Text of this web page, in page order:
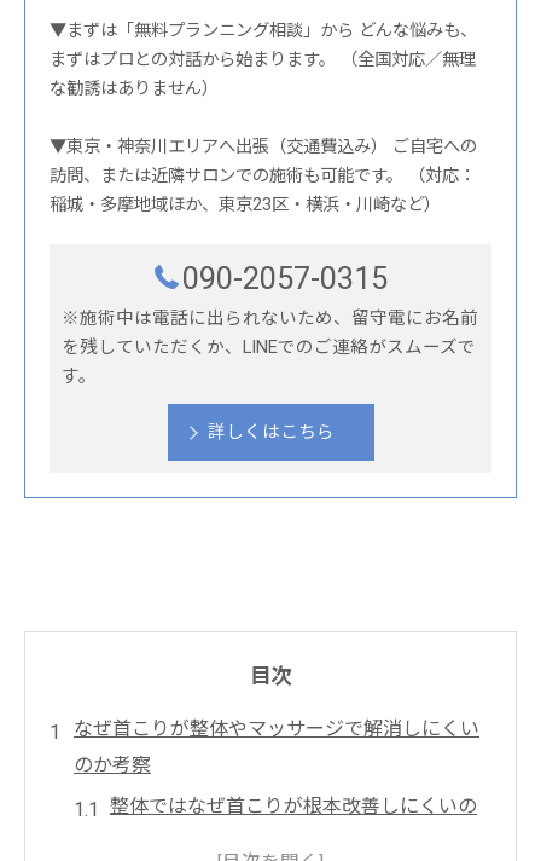
▼まずは「無料プランニング相談」から どんな悩みも、
まずはプロとの対話から始まります。 （全国対応／無理
な勧誘はありません）
▼東京・神奈川エリアへ出張（交通費込み） ご自宅への
訪問、または近隣サロンでの施術も可能です。 （対応：
稲城・多摩地域ほか、東京23区・横浜・川崎など）
090-2057-0315
※施術中は電話に出られないため、留守電にお名前
を残していただくか、LINEでのご連絡がスムーズで
す。
詳しくはこちら
目次
なぜ首こりが整体やマッサージで解消しにくい
のか考察
整体ではなぜ首こりが根本改善しにくいの